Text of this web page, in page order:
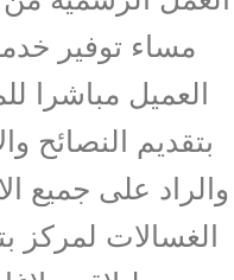
مساء توفير
العميل مباشرا
بتقديم النصائح
والراد على جميع
الغسالات لمركز